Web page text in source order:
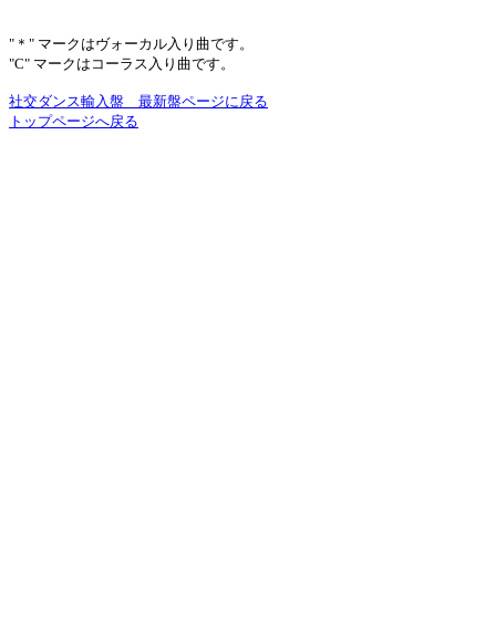
"＊" マークはヴォーカル入り曲です。
"C" マークはコーラス入り曲です。
社交ダンス輸入盤 最新盤ページに戻る
トップページへ戻る